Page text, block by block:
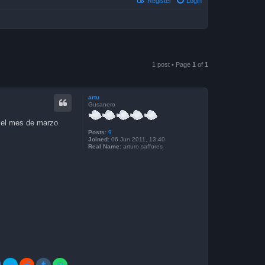
1 post • Page 1 of 1
artu
Gusanero
Posts: 9
Joined: 06 Jun 2011, 13:40
Real Name: arturo saffores
mes de marzo